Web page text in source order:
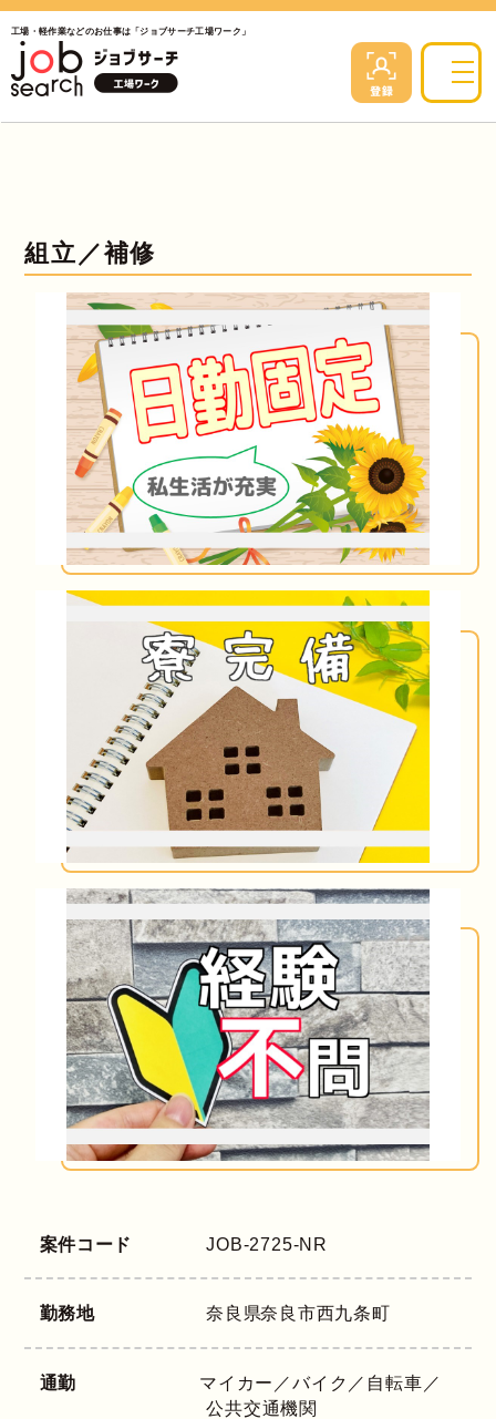
工場・軽作業などのお仕事は「ジョブサーチ工場ワーク」
組立／補修
案件コード JOB-2725-NR
勤務地 奈良県奈良市西九条町
通勤
マイカー／バイク／自転車／
公共交通機関